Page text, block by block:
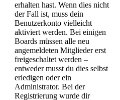
erhalten hast. Wenn dies nicht
der Fall ist, muss dein
Benutzerkonto vielleicht
aktiviert werden. Bei einigen
Boards müssen alle neu
angemeldeten Mitglieder erst
freigeschaltet werden –
entweder musst du dies selbst
erledigen oder ein
Administrator. Bei der
Registrierung wurde dir